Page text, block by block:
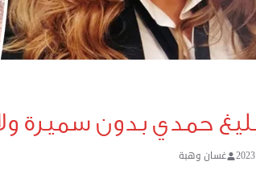
حمدي بدون سميرة
غسان وهبة